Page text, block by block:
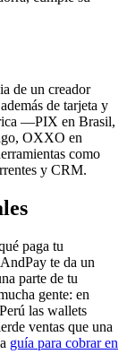
de un creador
de tarjeta y
—PIX en Brasil,
OXXO en
como
y CRM.
paga tu
te da un
parte de tu
gente: en
las wallets
ventas que una
guía para cobrar en